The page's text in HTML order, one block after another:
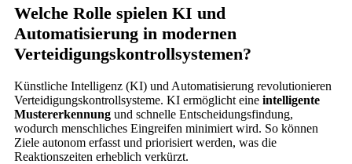
Welche Rolle spielen KI und
Automatisierung in modernen
Verteidigungskontrollsystemen?
Künstliche Intelligenz (KI) und Automatisierung revolutionieren
Verteidigungskontrollsysteme. KI ermöglicht eine intelligente
Mustererkennung und schnelle Entscheidungsfindung,
wodurch menschliches Eingreifen minimiert wird. So können
Ziele autonom erfasst und priorisiert werden, was die
Reaktionszeiten erheblich verkürzt.